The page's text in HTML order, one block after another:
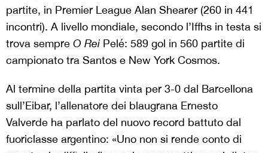
partite, in Premier League Alan Shearer (260 in 441
incontri). A livello mondiale, secondo l’Iffhs in testa si
trova sempre O Rei Pelé: 589 gol in 560 partite di
campionato tra Santos e New York Cosmos.
Al termine della partita vinta per 3-0 dal Barcellona
sull’Eibar, l’allenatore dei blaugrana Ernesto
Valverde ha parlato del nuovo record battuto dal
fuoriclasse argentino: «Uno non si rende conto di